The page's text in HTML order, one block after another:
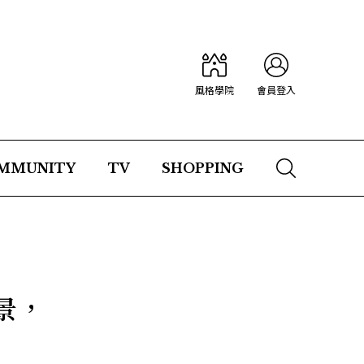
風格學院 會員登入
TV SHOPPING
，